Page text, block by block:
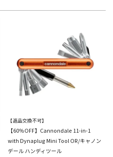
【返品交換不可】
【60％OFF】Cannondale 11-in-1
with Dynaplug Mini Tool OR/キャノン
デール ハンディツール